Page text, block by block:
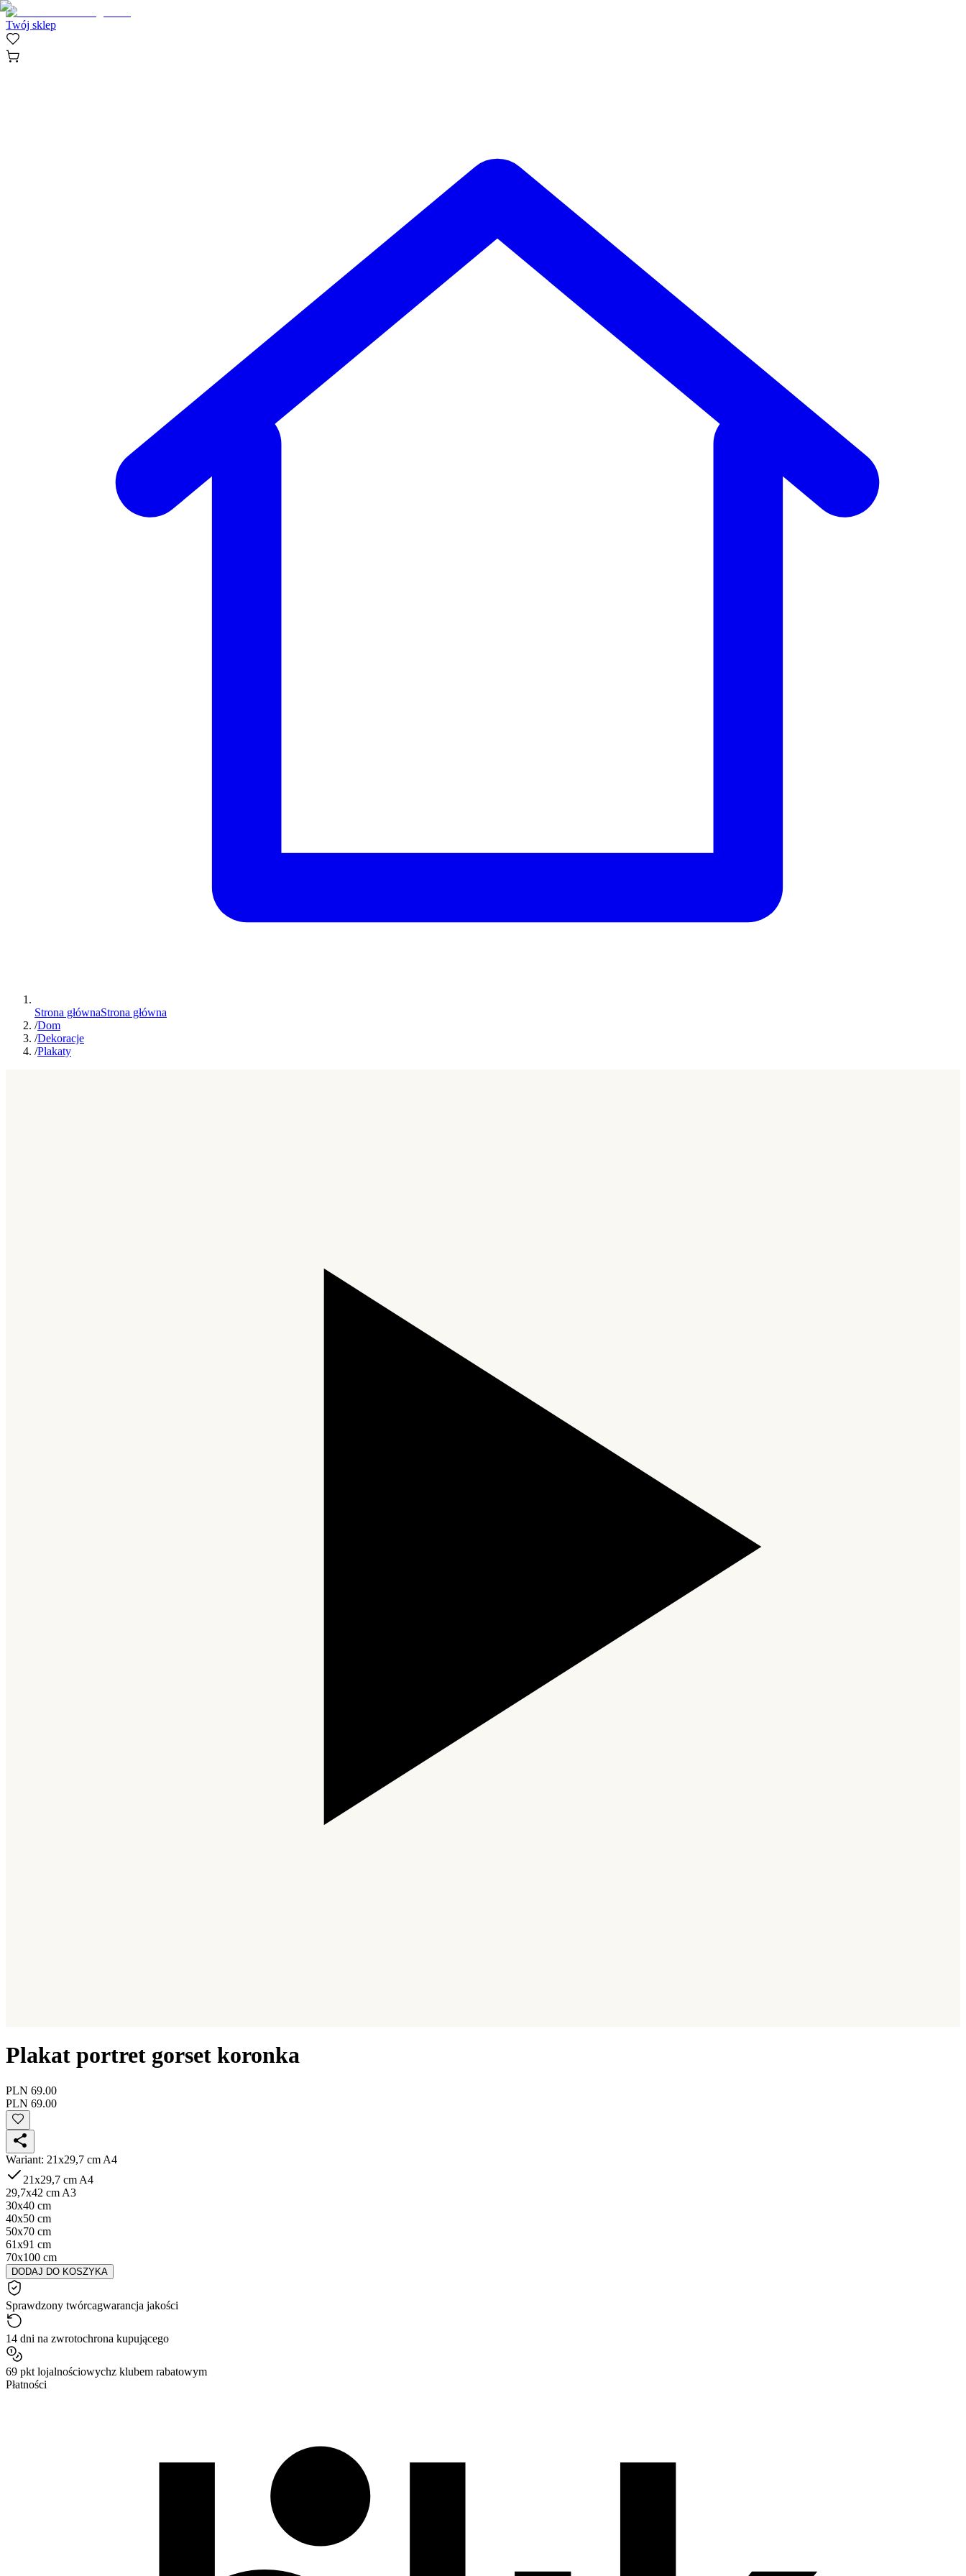
Twój sklep
Strona głównaStrona główna
/Dom
/Dekoracje
/Plakaty
Plakat portret gorset koronka
PLN 69.00
PLN 69.00
Wariant: 21x29,7 cm A4
21x29,7 cm A4
29,7x42 cm A3
30x40 cm
40x50 cm
50x70 cm
61x91 cm
70x100 cm
DODAJ DO KOSZYKA
Sprawdzony twórcagwarancja jakości
14 dni na zwrotochrona kupującego
69 pkt lojalnościowychz klubem rabatowym
Płatności